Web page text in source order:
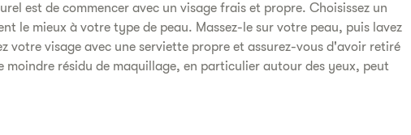
est de commencer avec un visage frais et propre. Choisissez un
le mieux à votre type de peau. Massez-le sur votre peau, puis lavez
votre visage avec une serviette propre et assurez-vous d'avoir retiré
moindre résidu de maquillage, en particulier autour des yeux, peut